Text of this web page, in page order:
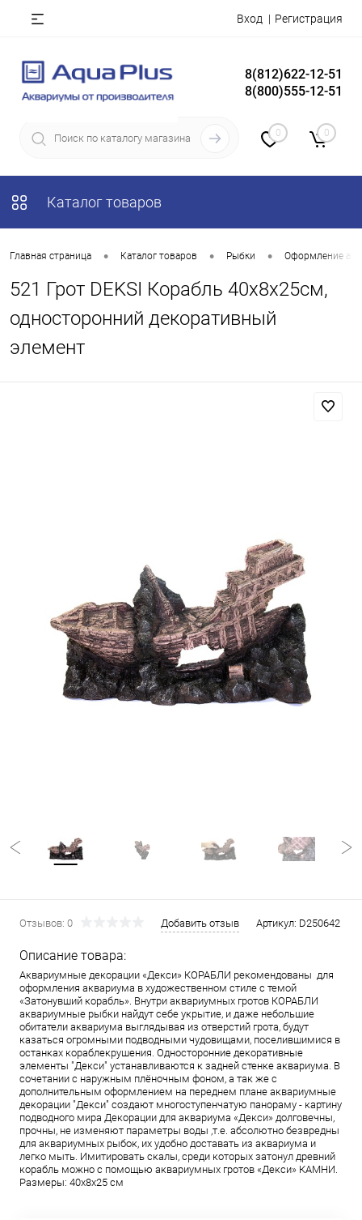
Вход Регистрация
8(812)622-12-51
8(800)555-12-51
0 0
Каталог товаров
Главная страница • Каталог товаров • Рыбки • Оформление
521 Грот DEKSI Корабль 40х8х25см,
односторонний декоративный
элемент
Отзывов: 0 Добавить отзыв Артикул: D250642
Описание товара:
Аквариумные декорации «Декси» КОРАБЛИ рекомендованы для
оформления аквариума в художественном стиле с темой
«Затонувший корабль». Внутри аквариумных гротов КОРАБЛИ
аквариумные рыбки найдут себе укрытие, и даже небольшие
обитатели аквариума выглядывая из отверстий грота, будут
казаться огромными подводными чудовищами, поселившимися в
останках кораблекрушения. Односторонние декоративные
элементы "Декси" устанавливаются к задней стенке аквариума. В
сочетании с наружным плёночным фоном, а так же с
дополнительным оформлением на переднем плане аквариумные
декорации "Декси" создают многоступенчатую панораму - картину
подводного мира Декорации для аквариума «Декси» долговечны,
прочны, не изменяют параметры воды ,т.е. абсолютно безвредны
для аквариумных рыбок, их удобно доставать из аквариума и
легко мыть. Имитировать скалы, среди которых затонул древний
корабль можно с помощью аквариумных гротов «Декси» КАМНИ.
Размеры: 40х8х25 см